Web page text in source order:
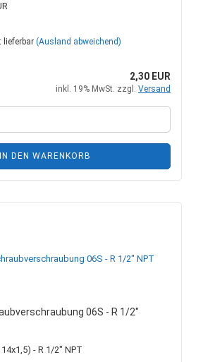
lieferbar (Ausland abweichend)
2,30 EUR
inkl. 19% MwSt. zzgl. Versand
IN DEN WARENKORB
06S - R 1/2"
- R 1/2" NPT